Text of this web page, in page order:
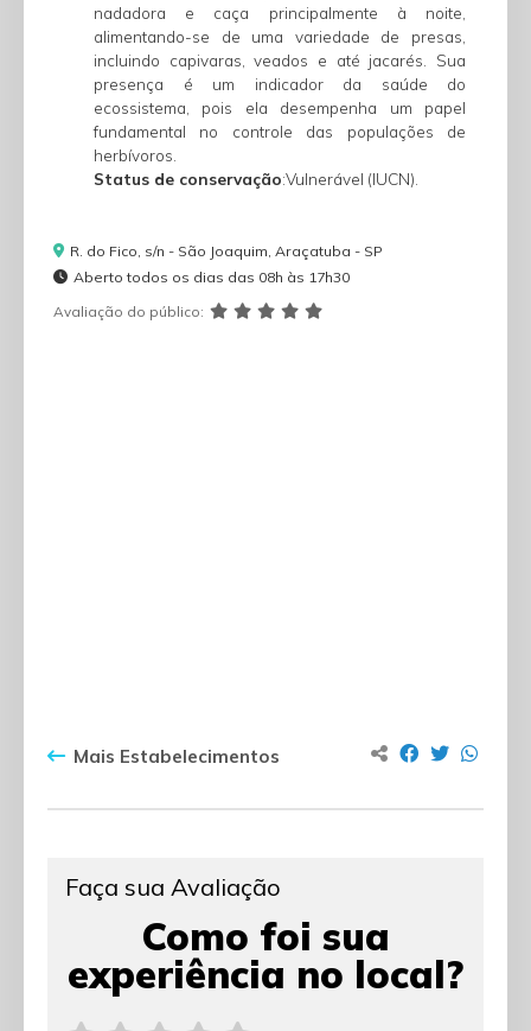
nadadora e caça principalmente à noite,
alimentando-se de uma variedade de presas,
incluindo capivaras, veados e até jacarés. Sua
presença é um indicador da saúde do
ecossistema, pois ela desempenha um papel
fundamental no controle das populações de
herbívoros.
Status de conservação:Vulnerável (IUCN).
R. do Fico, s/n - São Joaquim, Araçatuba - SP
Aberto todos os dias das 08h às 17h30
Avaliação do público:
Mais Estabelecimentos
Faça sua Avaliação
Como foi sua
experiência no local?